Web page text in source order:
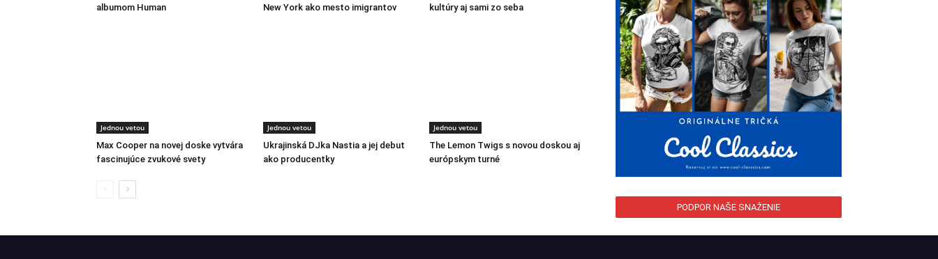
albumom Human
New York ako mesto imigrantov
kultúry aj sami zo seba
Jednou vetou
Max Cooper na novej doske vytvára
fascinujúce zvukové svety
Jednou vetou
Ukrajinská DJka Nastia a jej debut
ako producentky
Jednou vetou
The Lemon Twigs s novou doskou aj
európskym turné
PODPOR NAŠE SNAŽENIE